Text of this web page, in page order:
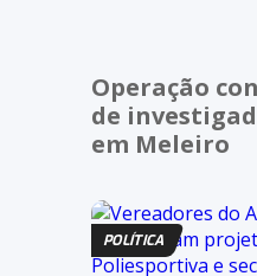
Operação
de
em Meleiro
POLÍTICA